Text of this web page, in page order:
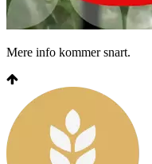
Mere info kommer snart.